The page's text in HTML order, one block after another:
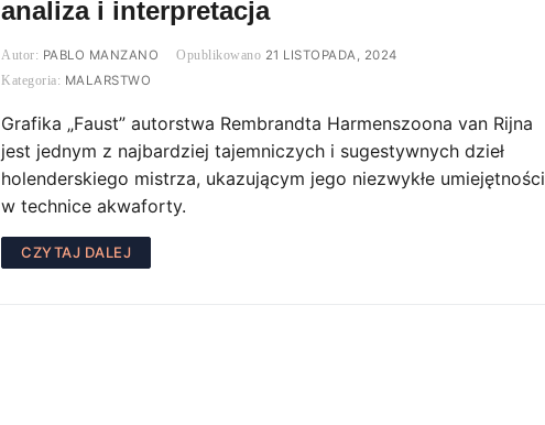
analiza i interpretacja
PABLO MANZANO
21 LISTOPADA, 2024
MALARSTWO
Grafika „Faust” autorstwa Rembrandta Harmenszoona van Rijna
jest jednym z najbardziej tajemniczych i sugestywnych dzieł
holenderskiego mistrza, ukazującym jego niezwykłe umiejętności
w technice akwaforty.
CZYTAJ DALEJ